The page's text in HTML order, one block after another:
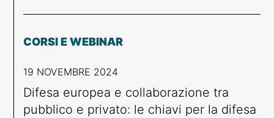
CORSI E WEBINAR
19 NOVEMBRE 2024
Difesa europea e collaborazione tra
pubblico e privato: le chiavi per la difesa